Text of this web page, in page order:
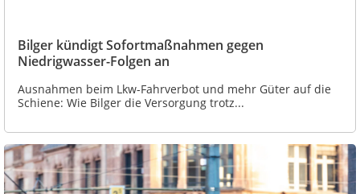
Bilger kündigt Sofortmaßnahmen gegen
Niedrigwasser-Folgen an
Ausnahmen beim Lkw-Fahrverbot und mehr Güter auf die
Schiene: Wie Bilger die Versorgung trotz...